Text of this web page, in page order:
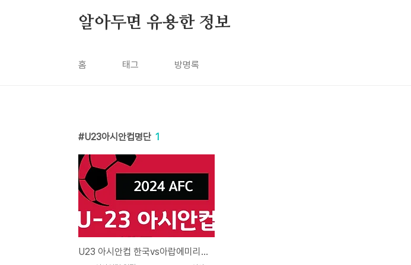
알아두면 유용한 정보
홈 태그 방명록
U23아시안컵명단 1
U23 아시안컵 한국vs아랍에미리트 중계 일정 조편성 최종 명단